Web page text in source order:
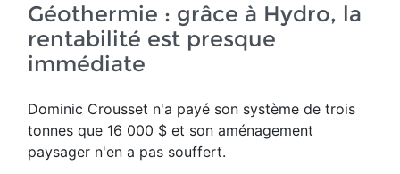
Géothermie : grâce à Hydro, la
rentabilité est presque
immédiate
Dominic Crousset n'a payé son système de trois
tonnes que 16 000 $ et son aménagement
paysager n'en a pas souffert.